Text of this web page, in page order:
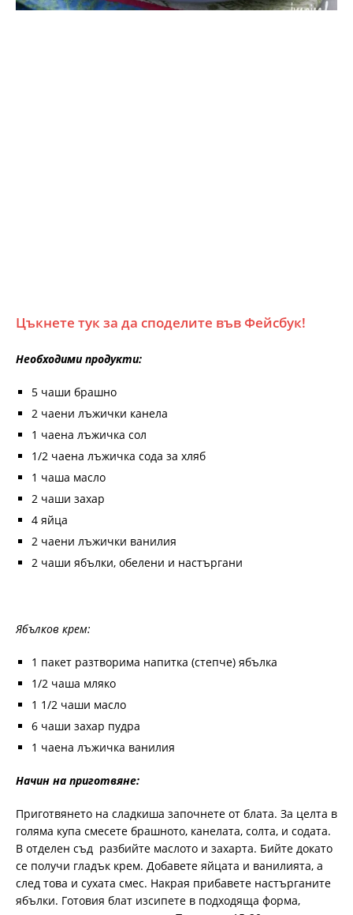
Цъкнете тук за да споделите във Фейсбук!
Необходими продукти:
5 чаши брашно
2 чаени лъжички канела
1 чаена лъжичка сол
1/2 чаена лъжичка сода за хляб
1 чаша масло
2 чаши захар
4 яйца
2 чаени лъжички ванилия
2 чаши ябълки, обелени и настъргани
Ябълков крем:
1 пакет разтворима напитка (степче) ябълка
1/2 чаша мляко
1 1/2 чаши масло
6 чаши захар пудра
1 чаена лъжичка ванилия
Начин на приготвяне:
Приготвянето на сладкиша започнете от блата. За целта в
голяма купа смесете брашното, канелата, солта, и содата.
В отделен съд разбийте маслото и захарта. Бийте докато
се получи гладък крем. Добавете яйцата и ванилията, а
след това и сухата смес. Накрая прибавете настърганите
ябълки. Готовия блат изсипете в подходяща форма,